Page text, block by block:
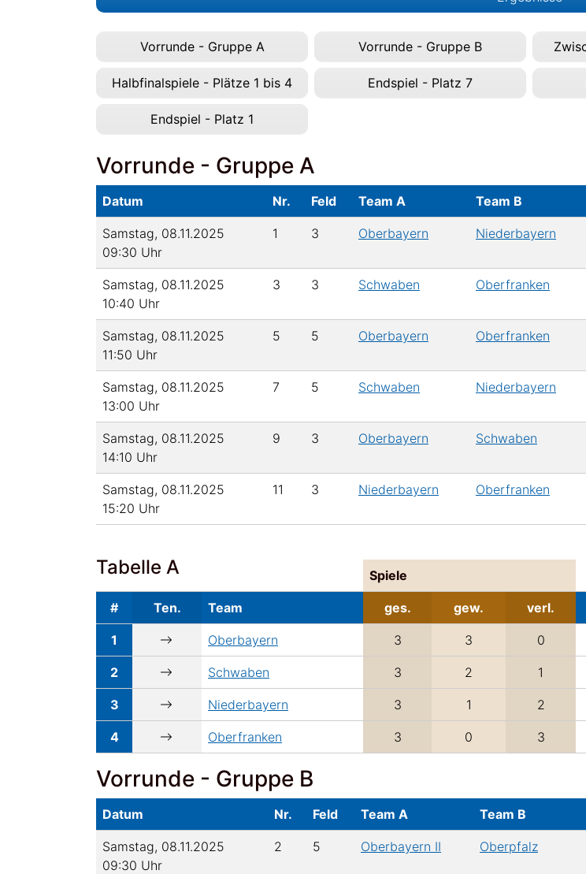
Vorrunde - Gruppe A Vorrunde - Gruppe B
Halbfinalspiele - Plätze 1 bis 4 Endspiel - Platz 7
Endspiel - Platz 1
Vorrunde - Gruppe A
Datum Nr. Feld Team A Team B
Samstag, 08.11.2025
09:30 Uhr
1 3 Oberbayern Niederbayern
Samstag, 08.11.2025
10:40 Uhr
3 3 Schwaben Oberfranken
Samstag, 08.11.2025
11:50 Uhr
5 5 Oberbayern Oberfranken
Samstag, 08.11.2025
13:00 Uhr
7 5 Schwaben Niederbayern
Samstag, 08.11.2025
14:10 Uhr
9 3 Oberbayern Schwaben
Samstag, 08.11.2025
15:20 Uhr
11 3 Niederbayern Oberfranken
Tabelle A Spiele
# Ten. Team ges. gew. verl.
1 Oberbayern 3 3 0
2 Schwaben 3 2 1
3 Niederbayern 3 1 2
4 Oberfranken 3 0 3
Vorrunde - Gruppe B
Datum Nr. Feld Team A Team B
Samstag, 08.11.2025
09:30 Uhr
2 5 Oberbayern II Oberpfalz